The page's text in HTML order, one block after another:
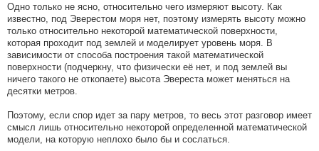
Одно только не ясно, относительно чего измеряют высоту. Как
известно, под Эверестом моря нет, поэтому измерять высоту можно
только относительно некоторой математической поверхности,
которая проходит под землей и моделирует уровень моря. В
зависимости от способа построения такой математической
поверхности (подчеркну, что физически её нет, и под землей вы
ничего такого не откопаете) высота Эвереста может меняться на
десятки метров.
Поэтому, если спор идет за пару метров, то весь этот разговор имеет
смысл лишь относительно некоторой определенной математической
модели, на которую неплохо было бы и сослаться.